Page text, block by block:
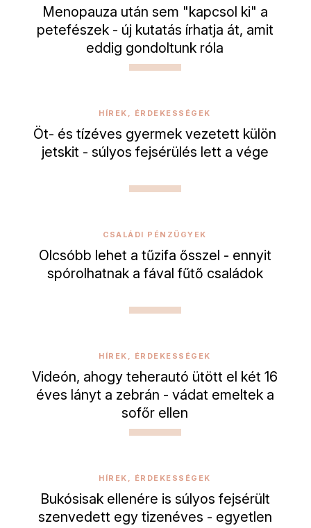
Menopauza után sem "kapcsol ki" a
petefészek - új kutatás írhatja át, amit
eddig gondoltunk róla
HÍREK, ÉRDEKESSÉGEK
Öt- és tízéves gyermek vezetett külön
jetskit - súlyos fejsérülés lett a vége
CSALÁDI PÉNZÜGYEK
Olcsóbb lehet a tűzifa ősszel - ennyit
spórolhatnak a fával fűtő családok
HÍREK, ÉRDEKESSÉGEK
Videón, ahogy teherautó ütött el két 16
éves lányt a zebrán - vádat emeltek a
sofőr ellen
HÍREK, ÉRDEKESSÉGEK
Bukósisak ellenére is súlyos fejsérült
szenvedett egy tizenéves - egyetlen